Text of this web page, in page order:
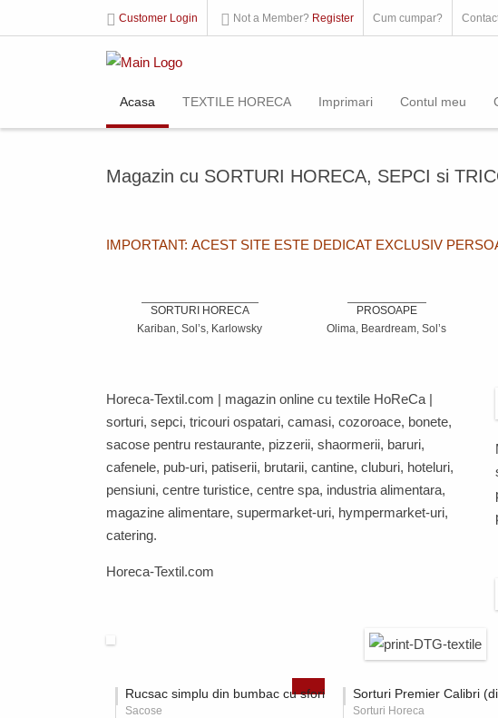
Customer Login Not a Member? Register Cum cumpar?
Acasa TEXTILE HORECA Imprimari Contul meu
Magazin cu SORTURI HORECA, SEPCI si
IMPORTANT: ACEST SITE ESTE DEDICAT EXCLUSIV
SORTURI HORECA
Kariban, Sol’s, Karlowsky
PROSOAPE
Olima, Beardream, Sol’s
Horeca-Textil.com | magazin online cu textile HoReCa |
sorturi, sepci, tricouri ospatari, camasi, cozoroace, bonete,
sacose pentru restaurante, pizzerii, shaormerii, baruri,
cafenele, pub-uri, patiserii, brutarii, cantine, cluburi, hoteluri,
pensiuni, centre turistice, centre spa, industria alimentara,
magazine alimentare, supermarket-uri, hympermarket-uri,
catering.
Horeca-Textil.com
Rucsac simplu din bumbac cu sfori
Sacose
Sorturi Premier Calibri
Sorturi Horeca